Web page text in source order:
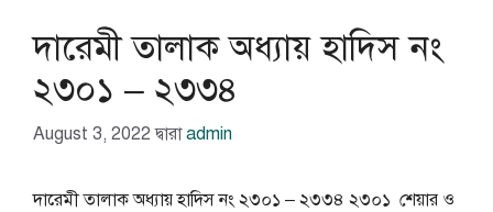
দারেমী তালাক অধ্যায় হাদিস নং
২৩০১ – ২৩৩৪
August 3, 2022 দ্বারাadmin
দারেমী তালাক অধ্যায় হাদিস নং ২৩০১ – ২৩৩৪ ২৩০১ শেয়ার ও